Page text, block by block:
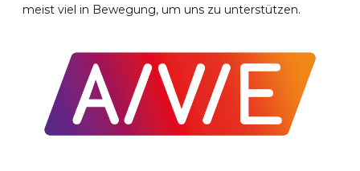
meist viel in Bewegung, um uns zu unterstützen.